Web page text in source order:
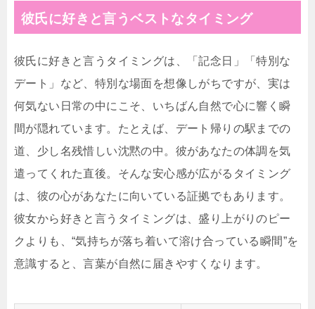
彼氏に好きと言うベストなタイミング
彼氏に好きと言うタイミングは、「記念日」「特別な
デート」など、特別な場面を想像しがちですが、実は
何気ない日常の中にこそ、いちばん自然で心に響く瞬
間が隠れています。たとえば、デート帰りの駅までの
道、少し名残惜しい沈黙の中。彼があなたの体調を気
遣ってくれた直後。そんな安心感が広がるタイミング
は、彼の心があなたに向いている証拠でもあります。
彼女から好きと言うタイミングは、盛り上がりのピー
クよりも、“気持ちが落ち着いて溶け合っている瞬間”を
意識すると、言葉が自然に届きやすくなります。